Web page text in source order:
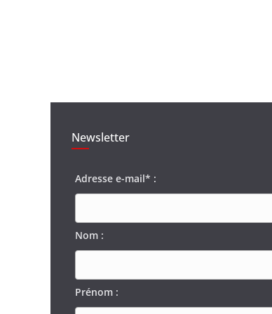
Newsletter
Adresse e-mail* :
Nom :
Prénom :